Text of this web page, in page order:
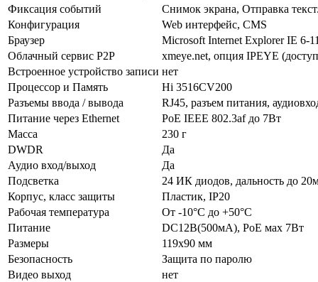
Фиксация событий
Снимок экрана, Отправка
Конфигурация
Web интерфейс, CMS
Браузер
Microsoft Internet Explorer IE 6-
Облачный сервис P2P
xmeye.net, опция IPEYE
Встроенное устройство записи нет
Процессор и Память
Hi 3516CV200
Разъемы ввода / вывода
RJ45, разъем питания,
Питание через Ethernet
PoE IEEE 802.3af до 7Вт
Масса
230 г
DWDR
Да
Аудио вход/выход
Да
Подсветка
24 ИК диодов, дальность до
Корпус, класс защиты
Пластик, IP20
Рабочая температура
От -10°С до +50°С
Питание
DC12В(500мА), PoE мах 7Вт
Размеры
119х90 мм
Безопасность
Защита по паролю
Видео выход
нет